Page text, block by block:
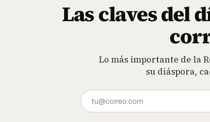
Las claves del
Lo más importante de la
su diáspora,